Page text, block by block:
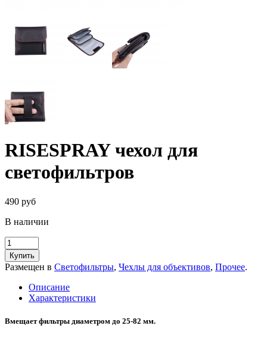
RISESPRAY чехол для
светофильтров
490 руб
В наличии
Купить
Размещен в Светофильтры, Чехлы для объективов, Прочее.
Описание
Характеристики
Вмещает фильтры диаметром до 25-82 мм.